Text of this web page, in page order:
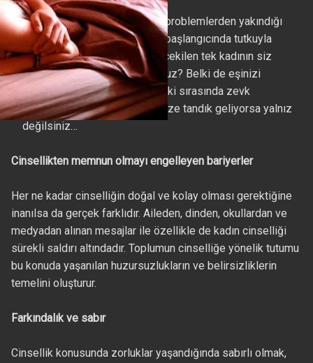
Hiç diğer kadınların da cinsel problemlerden yakındığı
aklınıza geldi mi? Bir ilişkinin başlangıcında tutkuyla
seven ancak daha sonra geri çekilen tek kadının siz
olduğunuzu mu düşünüyorsunuz? Belki de eşinizi
seviyorsunuz ancak cinsel ilişki sırasında zevk
alamıyorsunuz? Eğer bunlar size tandık geliyorsa yalnız
değilsiniz…
Cinsellikten memnun olmayı engelleyen bariyerler
Her ne kadar cinselliğin doğal ve kolay olması gerektiğine
inanılsa da gerçek farklıdır. Aileden, dinden, okullardan ve
medyadan alınan mesajlar ile özellikle de kadın cinselliği
sürekli saldırı altındadır. Toplumun cinselliğe yönelik tutumu
bu konuda yaşanılan huzursuzlukların ve belirsizliklerin
temelini oluşturur.
Farkındalık ve sabır
Cinsellik konusunda zorluklar yaşandığında sabırlı olmak,